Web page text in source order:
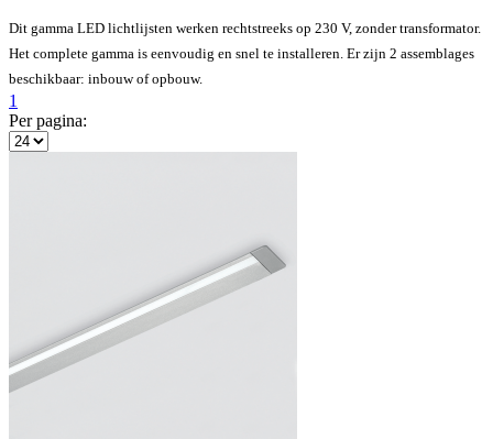
Dit gamma LED lichtlijsten werken rechtstreeks op 230 V, zonder transformator.
Het complete gamma is eenvoudig en snel te installeren. Er zijn 2 assemblages
beschikbaar: inbouw of opbouw.
1
Per pagina: